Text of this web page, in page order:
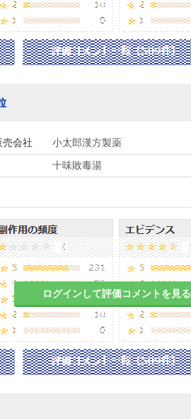
売会社
小太郎漢方製薬
十味敗毒湯
ログインして評価コメントを見る